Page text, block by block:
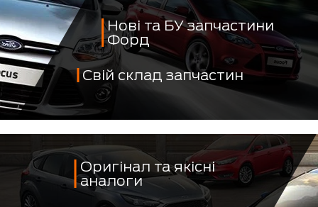
Нові та БУ запчастини
Форд
Свій склад запчастин
Оригінал та якісні
аналоги